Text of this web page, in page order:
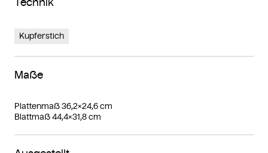
Technik
Kupferstich
Maße
Plattenmaß 36,2×24,6 cm
Blattmaß 44,4×31,8 cm